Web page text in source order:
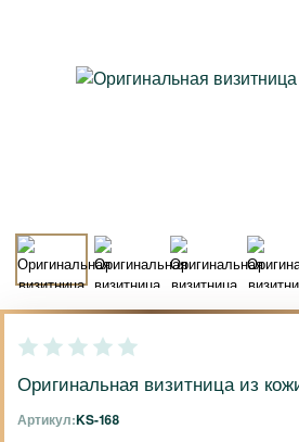
Оригинальная визитница из
Артикул:KS-168